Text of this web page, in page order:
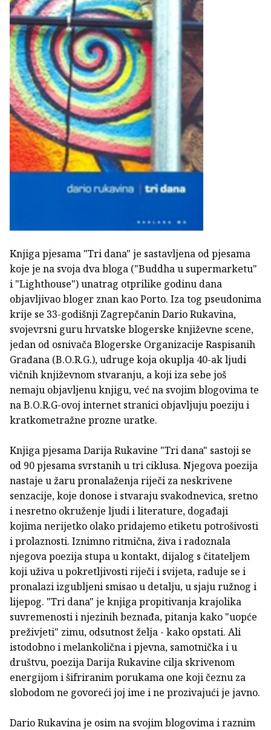
Knjiga pjesama "Tri dana" je sastavljena od pjesama
koje je na svoja dva bloga ("Buddha u supermarketu"
i "Lighthouse") unatrag otprilike godinu dana
objavljivao bloger znan kao Porto. Iza tog pseudonima
krije se 33-godišnji Zagrepčanin Dario Rukavina,
svojevrsni guru hrvatske blogerske književne scene,
jedan od osnivača Blogerske Organizacije Raspisanih
Građana (B.O.R.G.), udruge koja okuplja 40-ak ljudi
vičnih književnom stvaranju, a koji iza sebe još
nemaju objavljenu knjigu, već na svojim blogovima te
na B.O.R.G-ovoj internet stranici objavljuju poeziju i
kratkometražne prozne uratke.
Knjiga pjesama Darija Rukavine "Tri dana" sastoji se
od 90 pjesama svrstanih u tri ciklusa. Njegova poezija
nastaje u žaru pronalaženja riječi za neskrivene
senzacije, koje donose i stvaraju svakodnevica, sretno
i nesretno okruženje ljudi i literature, događaji
kojima nerijetko olako pridajemo etiketu potrošivosti
i prolaznosti. Iznimno ritmična, živa i radoznala
njegova poezija stupa u kontakt, dijalog s čitateljem
koji uživa u pokretljivosti riječi i svijeta, raduje se i
pronalazi izgubljeni smisao u detalju, u sjaju ružnog i
lijepog. "Tri dana" je knjiga propitivanja krajolika
suvremenosti i njezinih beznađa, pitanja kako "uopće
preživjeti" zimu, odsutnost želja - kako opstati. Ali
istodobno i melankolična i pjevna, samotnička i u
društvu, poezija Darija Rukavine cilja skrivenom
energijom i šifriranim porukama one koji čeznu za
slobodom ne govoreći joj ime i ne prozivajući je javno.
Dario Rukavina je osim na svojim blogovima i raznim